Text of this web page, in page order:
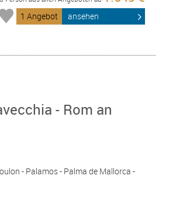
1 Angebot ansehen
- Rom an
- Palamos - Palma de Mallorca -